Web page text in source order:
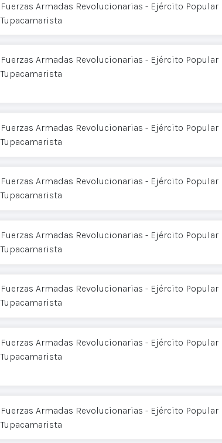
Fuerzas Armadas Revolucionarias - Ejército Popular
Tupacamarista
Fuerzas Armadas Revolucionarias - Ejército Popular
Tupacamarista
Fuerzas Armadas Revolucionarias - Ejército Popular
Tupacamarista
Fuerzas Armadas Revolucionarias - Ejército Popular
Tupacamarista
Fuerzas Armadas Revolucionarias - Ejército Popular
Tupacamarista
Fuerzas Armadas Revolucionarias - Ejército Popular
Tupacamarista
Fuerzas Armadas Revolucionarias - Ejército Popular
Tupacamarista
Fuerzas Armadas Revolucionarias - Ejército Popular
Tupacamarista